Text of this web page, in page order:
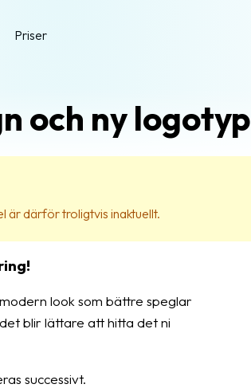
Priser
och ny logotyp
är därför troligtvis inaktuellt.
look som bättre speglar
blir lättare att hitta det ni
successivt.